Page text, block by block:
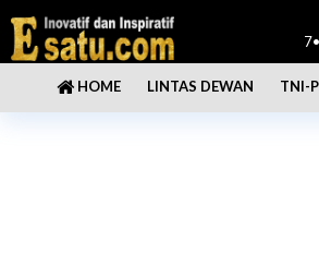
HOME LINTAS DEWAN TNI-